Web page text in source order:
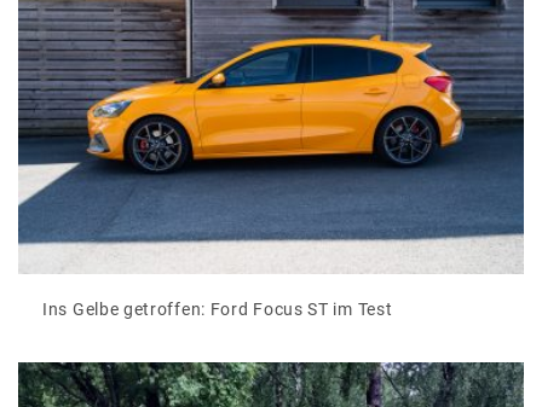
Ins Gelbe getroffen: Ford Focus ST im Test